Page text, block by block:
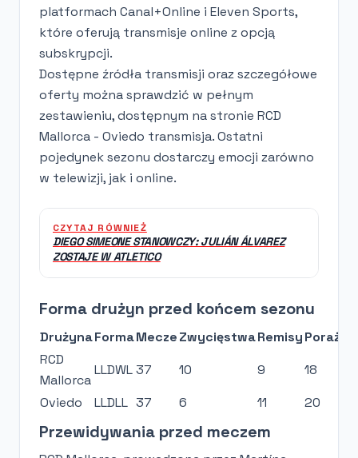
platformach Canal+Online i Eleven Sports,
które oferują transmisje online z opcją
subskrypcji.
Dostępne źródła transmisji oraz szczegółowe
oferty można sprawdzić w pełnym
zestawieniu, dostępnym na stronie RCD
Mallorca - Oviedo transmisja. Ostatni
pojedynek sezonu dostarczy emocji zarówno
w telewizji, jak i online.
CZYTAJ RÓWNIEŻ
DIEGO SIMEONE STANOWCZY: JULIÁN ÁLVAREZ
ZOSTAJE W ATLETICO
Forma drużyn przed końcem sezonu
DrużynaFormaMeczeZwycięstwaRemisyPorażki
RCD
Mallorca
LLDWL37 10 9 18
Oviedo
LLDLL 37 6 11 20
Przewidywania przed meczem